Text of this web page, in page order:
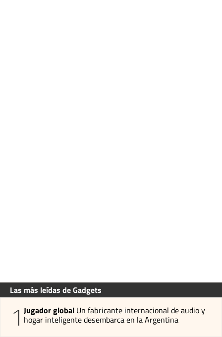
Las más leídas de Gadgets
1 Jugador global Un fabricante internacional de audio y
hogar inteligente desembarca en la Argentina